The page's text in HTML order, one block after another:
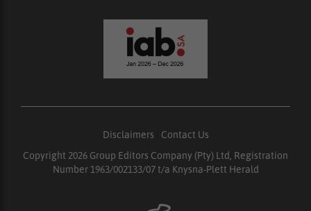
Disclaimers
Contact Us
Copyright 2026 Group Editors Company (Pty) Ltd, Registration
Number 1963/002133/07 t/a Knysna-Plett Herald